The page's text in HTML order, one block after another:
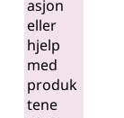
asjon
eller
hjelp
med
produk
tene